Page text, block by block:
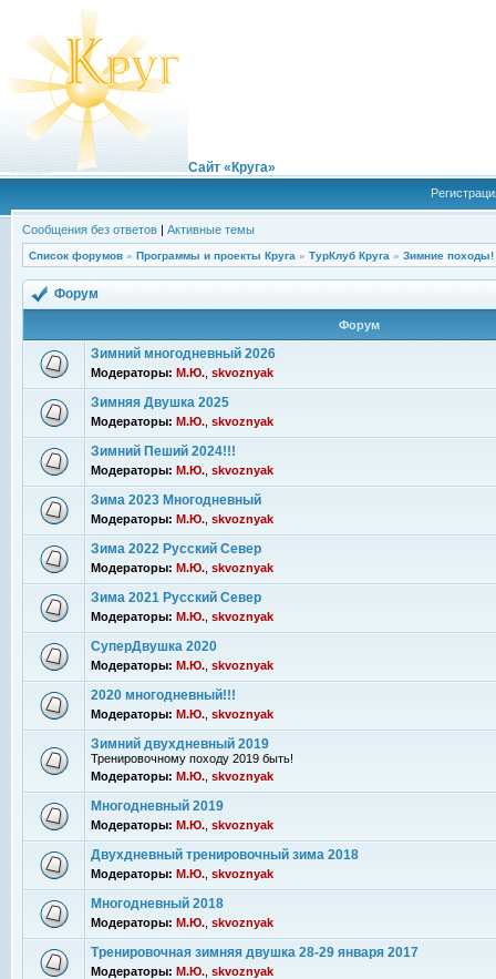
Сайт «Круга»
Сообщения без ответов | Активные темы
Список форумов » Программы и проекты Круга » ТурКлуб Круга » Зимние походы!
Форум
Форум
Зимний многодневный 2026
Модераторы: М.Ю. skvoznyak
Зимняя Двушка 2025
Модераторы: М.Ю. skvoznyak
Зимний Пеший 2024!!!
Модераторы: М.Ю. skvoznyak
Зима 2023 Многодневный
Модераторы: М.Ю. skvoznyak
Зима 2022 Русский Север
Модераторы: М.Ю. skvoznyak
Зима 2021 Русский Север
Модераторы: М.Ю. skvoznyak
СуперДвушка 2020
Модераторы: М.Ю. skvoznyak
2020 многодневный!!!
Модераторы: М.Ю. skvoznyak
Зимний двухдневный 2019
Тренировочному походу 2019 быть!
Модераторы: М.Ю. skvoznyak
Многодневный 2019
Модераторы: М.Ю. skvoznyak
Двухдневный тренировочный зима 2018
Модераторы: М.Ю. skvoznyak
Многодневный 2018
Модераторы: М.Ю. skvoznyak
Тренировочная зимняя двушка 28-29 января 2017
Модераторы: М.Ю. skvoznyak